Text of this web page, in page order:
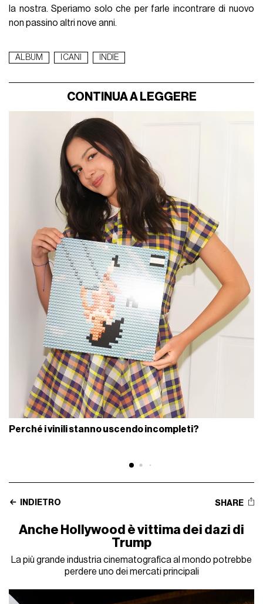
la nostra. Speriamo solo che per farle incontrare di nuovo
non passino altri nove anni.
ALBUM I CANI INDIE
CONTINUA A LEGGERE
Perché i vinili stanno uscendo incompleti?
INDIETRO SHARE
Anche Hollywood è vittima dei dazi di
Trump
La più grande industria cinematografica al mondo potrebbe
perdere uno dei mercati principali